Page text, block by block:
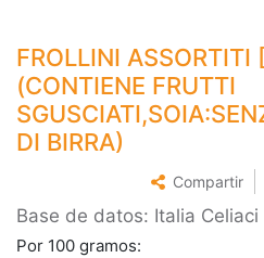
FROLLINI ASSORTITI
(CONTIENE FRUTTI
DI BIRRA)
Compartir
Base de datos: Italia Celiaci
Por 100 gramos: